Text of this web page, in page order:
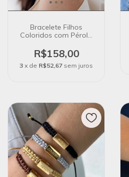
Bracelete Filhos
Coloridos com Pérola
R$158,00
3 x de R$52,67 sem juros